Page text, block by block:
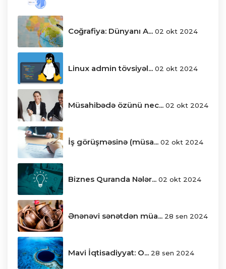
Coğrafiya: Dünyanı A... 02 okt 2024
Linux admin tövsiyəl... 02 okt 2024
Müsahibədə özünü nec... 02 okt 2024
İş görüşməsinə (müsa... 02 okt 2024
Biznes Quranda Nələr... 02 okt 2024
Ənənəvi sənətdən müa... 28 sen 2024
Mavi İqtisadiyyat: O... 28 sen 2024